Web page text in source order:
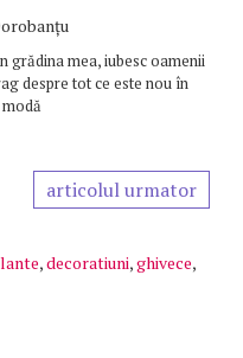
grădina mea, iubesc oamenii
despre tot ce este nou în
articolul urmator
,decoratiuni,ghivece,